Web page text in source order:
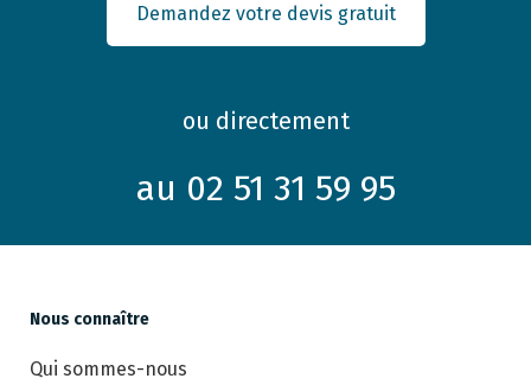
Demandez votre devis gratuit
ou directement
au 02 51 31 59 95
Nous connaître
Qui sommes-nous